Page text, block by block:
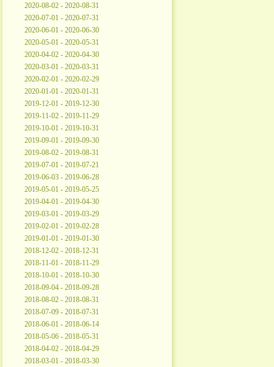
2020-08-02 - 2020-08-31
2020-07-01 - 2020-07-31
2020-06-01 - 2020-06-30
2020-05-01 - 2020-05-31
2020-04-02 - 2020-04-30
2020-03-01 - 2020-03-31
2020-02-01 - 2020-02-29
2020-01-01 - 2020-01-31
2019-12-01 - 2019-12-30
2019-11-02 - 2019-11-29
2019-10-01 - 2019-10-31
2019-09-01 - 2019-09-30
2019-08-02 - 2019-08-31
2019-07-01 - 2019-07-21
2019-06-03 - 2019-06-28
2019-05-01 - 2019-05-25
2019-04-01 - 2019-04-30
2019-03-01 - 2019-03-29
2019-02-01 - 2019-02-28
2019-01-01 - 2019-01-30
2018-12-02 - 2018-12-31
2018-11-01 - 2018-11-29
2018-10-01 - 2018-10-30
2018-09-04 - 2018-09-28
2018-08-02 - 2018-08-31
2018-07-09 - 2018-07-31
2018-06-01 - 2018-06-14
2018-05-06 - 2018-05-31
2018-04-02 - 2018-04-29
2018-03-01 - 2018-03-30